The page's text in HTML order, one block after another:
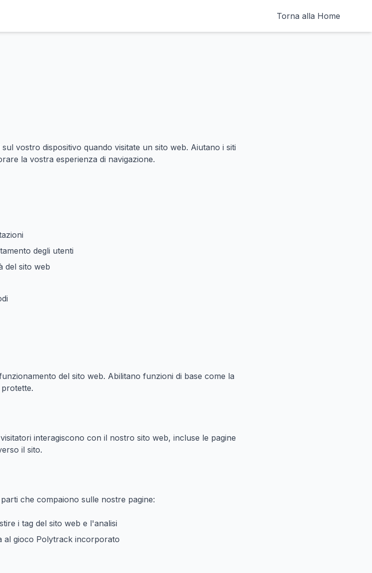
Torna alla Home
vostro dispositivo quando visitate un sito web. Aiutano i siti
la vostra esperienza di navigazione.
degli utenti
del sito web
del sito web. Abilitano funzioni di base come la
interagiscono con il nostro sito web, incluse le pagine
il sito.
che compaiono sulle nostre pagine:
i tag del sito web e l'analisi
al gioco Polytrack incorporato